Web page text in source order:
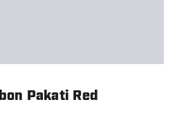
Pakati Red